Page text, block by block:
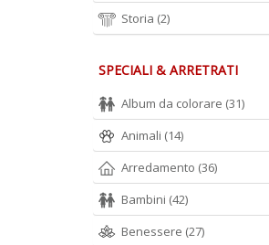
Storia (2)
SPECIALI & ARRETRATI
Album da colorare (31)
Animali (14)
Arredamento (36)
Bambini (42)
Benessere (27)